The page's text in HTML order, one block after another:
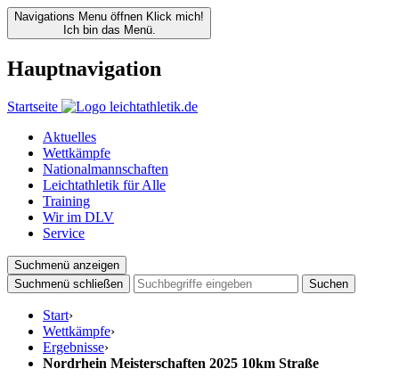
Navigations Menu öffnen Klick mich!
Ich bin das Menü.
Hauptnavigation
Startseite
Aktuelles
Wettkämpfe
Nationalmannschaften
Leichtathletik für Alle
Training
Wir im DLV
Service
Suchmenü anzeigen
Suchmenü schließen
Suchen
Start›
Wettkämpfe›
Ergebnisse›
Nordrhein Meisterschaften 2025 10km Straße